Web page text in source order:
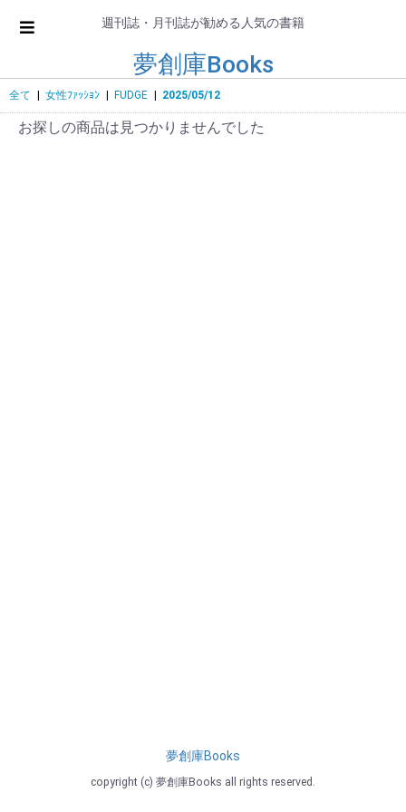
週刊誌・月刊誌が勧める人気の書籍
夢創庫Books
全て 女性ﾌｧｯｼｮﾝ FUDGE 2025/05/12
お探しの商品は見つかりませんでした
夢創庫Books
copyright (c) 夢創庫Books all rights reserved.